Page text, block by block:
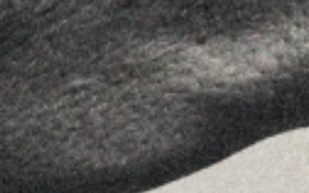
Linkedin
Instagram
Youtube
Allyon — Barcelona, Spain
Copyrights © 2026 LEGAL NOTICE ·
COOKIES POLICY· PRIVACY POLICY